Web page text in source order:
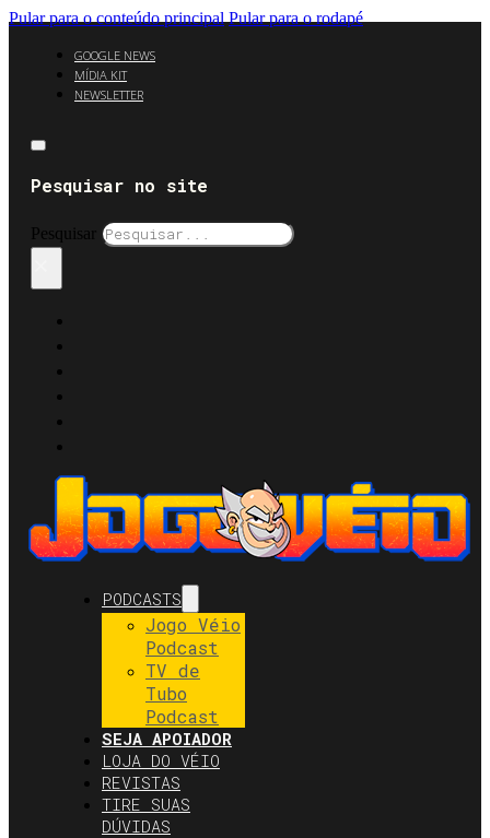
Pular para o conteúdo principal Pular para o rodapé
GOOGLE NEWS
MÍDIA KIT
NEWSLETTER
Pesquisar no site
Pesquisar
PODCASTS
Jogo Véio
Podcast
TV de
Tubo
Podcast
SEJA APOIADOR
LOJA DO VÉIO
REVISTAS
TIRE SUAS
DÚVIDAS